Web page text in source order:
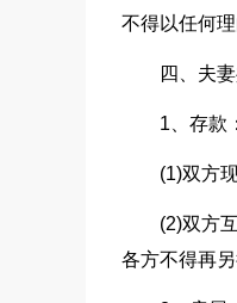
不得以任何
四、夫
1、存款：
(1)双方
(2)双方
各方不得再